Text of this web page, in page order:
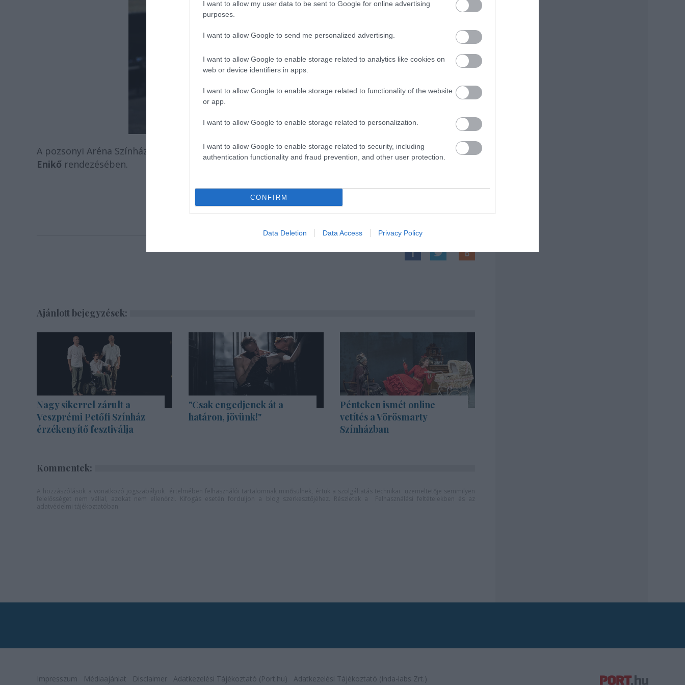
I want to allow my user data to be sent to Google for online advertising
purposes.
I want to allow Google to send me personalized advertising.
I want to allow Google to enable storage related to analytics like cookies on
web or device identifiers in apps.
I want to allow Google to enable storage related to functionality of the website
or app.
I want to allow Google to enable storage related to personalization.
I want to allow Google to enable storage related to security, including
authentication functionality and fraud prevention, and other user protection.
CONFIRM
Data Deletion Data Access Privacy Policy
A pozsonyi Aréna Színház májusban mutatta be David IvesVénusz nercben című darabjátEszenyi
Enikő rendezésében.
Forrás: MTI
Ajánlott bejegyzések:
Nagy sikerrel zárult a
Veszprémi Petőfi Színház
érzékenyítő fesztiválja
"Csak engedjenek át a
határon, jövünk!"
Pénteken ismét online
vetítés a Vörösmarty
Színházban
Kommentek:
Impresszum Médiaajánlat Disclaimer Adatkezelési Tájékoztató (Port.hu) Adatkezelési Tájékoztató (Inda-labs Zrt.)